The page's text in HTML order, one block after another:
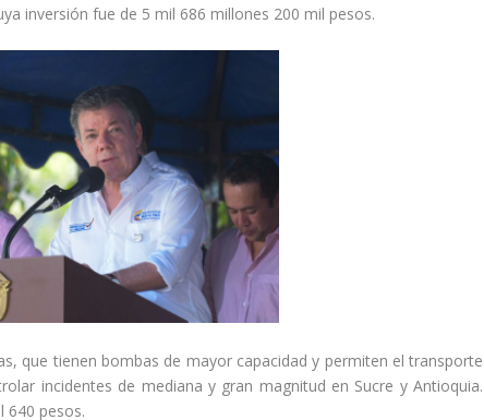
inversión fue de 5 mil 686 millones 200 mil pesos.
que tienen bombas de mayor capacidad y permiten el transporte
incidentes de mediana y gran magnitud en Sucre y Antioquia.
640 pesos.